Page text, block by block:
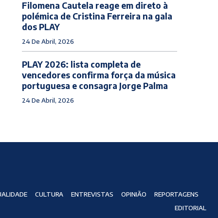
Filomena Cautela reage em direto à
polémica de Cristina Ferreira na gala
dos PLAY
24 De Abril, 2026
PLAY 2026: lista completa de
vencedores confirma força da música
portuguesa e consagra Jorge Palma
24 De Abril, 2026
CULTURA ENTREVISTAS OPINIÃO
REPORTAGENS
EDITORIAL